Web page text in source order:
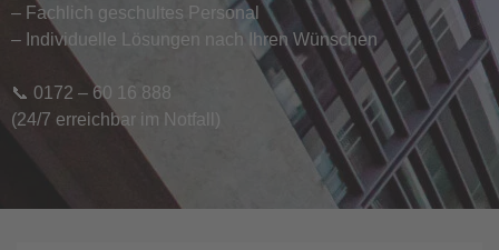
– Fachlich geschultes Personal
– Individuelle Lösungen nach Ihren Wünschen
📞 0172 – 60 16 888
(24/7 erreichbar im Notfall)